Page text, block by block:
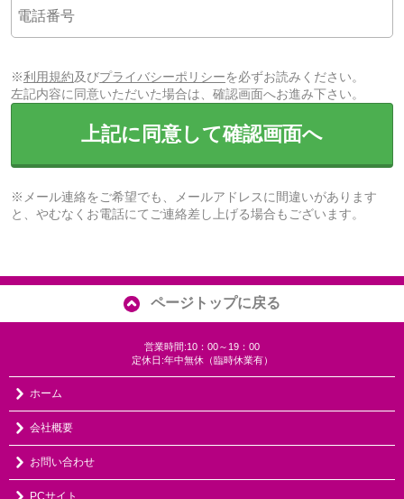
※利用規約及びプライバシーポリシーを必ずお読みください。
左記内容に同意いただいた場合は、確認画面へお進み下さい。
上記に同意して確認画面へ
※メール連絡をご希望でも、メールアドレスに間違いがあります
と、やむなくお電話にてご連絡差し上げる場合もございます。
ページトップに戻る
営業時間:10：00～19：00
定休日:年中無休（臨時休業有）
ホーム
会社概要
お問い合わせ